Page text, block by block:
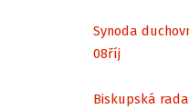
Synoda
08říj
Biskupská rada